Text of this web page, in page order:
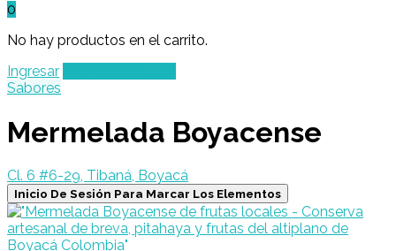
0
No hay productos en el carrito.
Ingresar
Sabores
Mermelada Boyacense
Cl. 6 #6-29, Tibaná, Boyacá
Inicio De Sesión Para Marcar Los Elementos